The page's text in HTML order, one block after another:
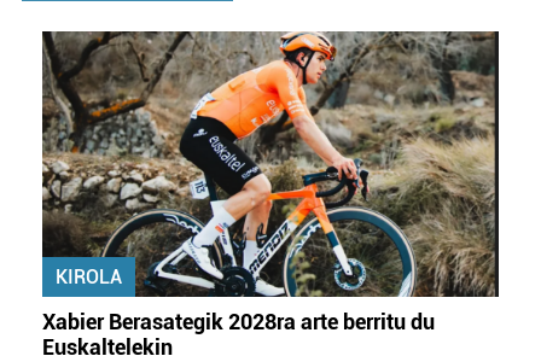
KIROLA
Xabier Berasategik 2028ra arte berritu du
Euskaltelekin